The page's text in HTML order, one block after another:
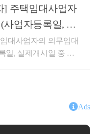
관한 특별법」 제2조
거주자가 5년 이상 임
가의 합계액이 해당 주
억원)을 초과하지 않
전환하는 경우에는 「
전임대차계약에 해당
지 않음[회신내용]제
서울 마포구
’21.09.11. 1
~ ’24.2.27., 임
예정2. 질의내용○매
용역 공급 조건에 따
매출에누리’에 해당하
표준에 포함하지 아니
○○웹사이트 또는 모
으로부터 음식가격 대
] 주택임대사업자
사업자등록일, 실
대사업자의 의무임대
일, 실제개시일 중 늦
택을 받기 위해서는
.의무임대기간 판단
계산하므로 기산일
Ads